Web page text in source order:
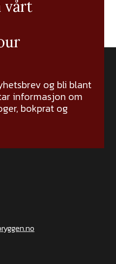
vårt
og bli blant
informasjon om
bokprat og